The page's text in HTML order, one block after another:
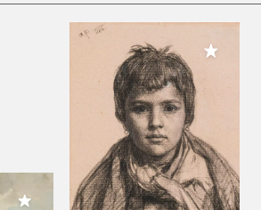
Meiner Sammlung hinzufügen
Meiner